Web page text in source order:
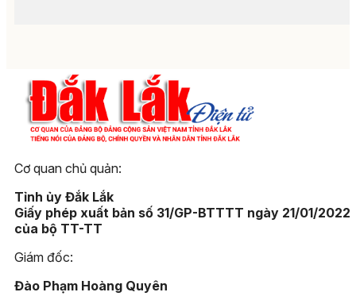
Cơ quan chủ quản:
Tỉnh ủy Đắk Lắk
Giấy phép xuất bản số 31/GP-BTTTT ngày 21/01/2022
của bộ TT-TT
Giám đốc:
Đào Phạm Hoàng Quyên